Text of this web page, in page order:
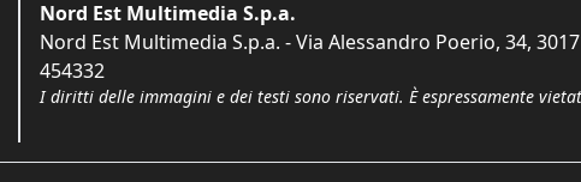
Nord Est Multimedia S.p.a.
Nord Est Multimedia S.p.a. - Via Alessandro Poerio, 34,
454332
I diritti delle immagini e dei testi sono riservati. È espressamente